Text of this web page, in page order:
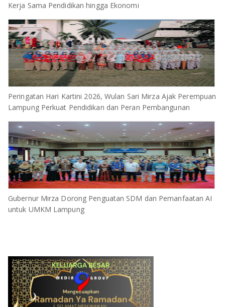
Kerja Sama Pendidikan hingga Ekonomi
Peringatan Hari Kartini 2026, Wulan Sari Mirza Ajak Perempuan
Lampung Perkuat Pendidikan dan Peran Pembangunan
Gubernur Mirza Dorong Penguatan SDM dan Pemanfaatan AI
untuk UMKM Lampung